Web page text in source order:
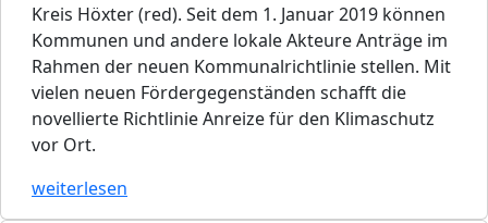
Kreis Höxter (red). Seit dem 1. Januar 2019 können
Kommunen und andere lokale Akteure Anträge im
Rahmen der neuen Kommunalrichtlinie stellen. Mit
vielen neuen Fördergegenständen schafft die
novellierte Richtlinie Anreize für den Klimaschutz
vor Ort.
weiterlesen